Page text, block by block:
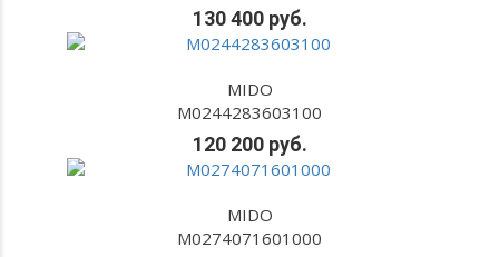
130 400 руб.
MIDO
M0244283603100
120 200 руб.
MIDO
M0274071601000